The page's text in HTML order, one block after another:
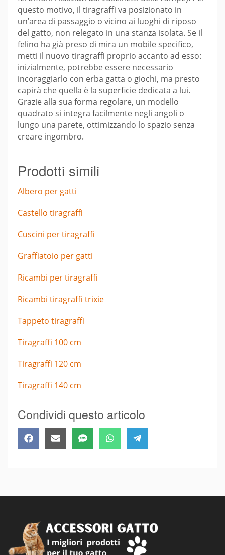
questo motivo, il tiragraffi va posizionato in
un’area di passaggio o vicino ai luoghi di riposo
del gatto, non relegato in una stanza isolata. Se il
felino ha già preso di mira un mobile specifico,
metti il nuovo tiragraffi proprio accanto ad esso:
inizialmente, potrebbe essere necessario
incoraggiarlo con erba gatta o giochi, ma presto
capirà che quella è la superficie dedicata a lui.
Grazie alla sua forma regolare, un modello
quadrato si integra facilmente negli angoli o
lungo una parete, ottimizzando lo spazio senza
creare ingombro.
Prodotti simili
Albero per gatti
Castello tiragraffi
Cuscini per tiragraffi
Graffiatoio per gatti
Ricambi per tiragraffi
Ricambi tiragraffi trixie
Tappeto tiragraffi
Tiragraffi 100 cm
Tiragraffi 120 cm
Tiragraffi 140 cm
Condividi questo articolo
Share
on
FacebookShare
on
Email Share
on
SMS Share
on
WhatsAppShare
on